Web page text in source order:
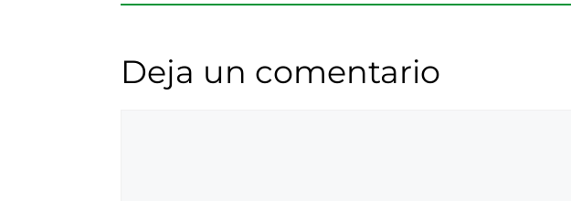
Deja un comentario